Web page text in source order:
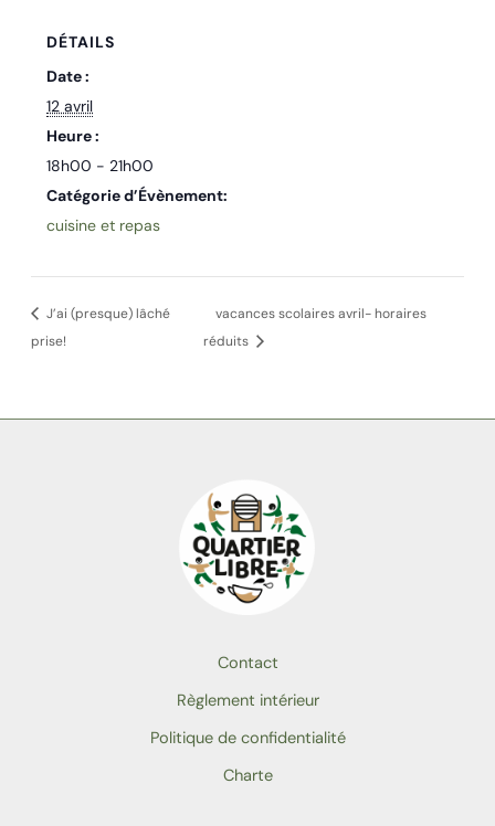
DÉTAILS
Date :
12 avril
Heure :
18h00 - 21h00
Catégorie d’Évènement:
cuisine et repas
J’ai (presque) lâché
prise!
vacances scolaires avril- horaires
réduits
Contact
Règlement intérieur
Politique de confidentialité
Charte